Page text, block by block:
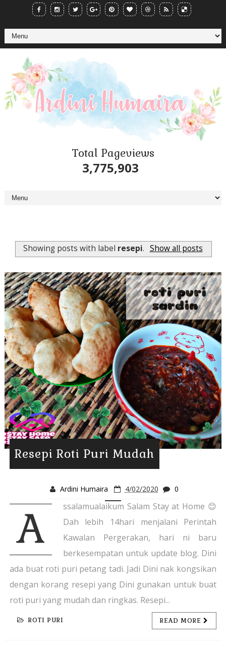
Total Pageviews
3,775,903
Showing posts with label resepi. Show all posts
Resepi Roti Puri Mudah
Ardini Humaira 4/02/2020 0
A
ssalamualaikum Salam Stay at Home 😊
Dah lebih 14hari menjalani Perintah
Kawalan Pergerakan, hari ni baru
berkesempatan untuk update blog. Dini
ada buat roti puri petang tadi. Jadi Dini nak kongsikan
dengan korang resepi yang Dini gunakan untuk buat
roti puri yang mudah dan ringkas. Resepi...
ROTI PURI READ MORE